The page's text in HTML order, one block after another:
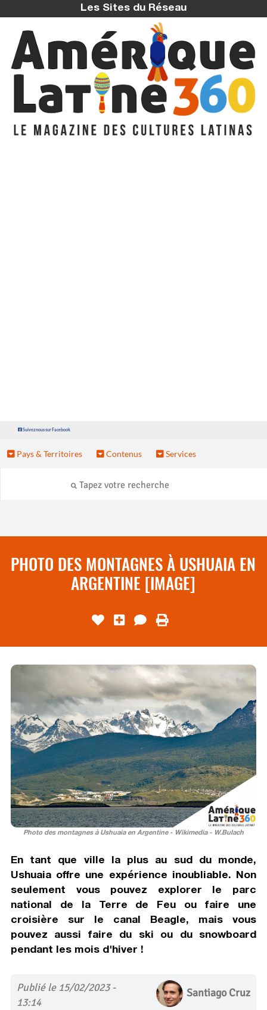
Les Sites du Réseau
Suivez nous sur Facebook
Pays & Territoires Contenus Services
PHOTO DES MONTAGNES À USHUAIA EN
ARGENTINE [IMAGE]
Photo des montagnes à Ushuaia en Argentine - Wikimedia - W.Bulach
En tant que ville la plus au sud du monde,
Ushuaia offre une expérience inoubliable. Non
seulement vous pouvez explorer le parc
national de la Terre de Feu ou faire une
croisière sur le canal Beagle, mais vous
pouvez aussi faire du ski ou du snowboard
pendant les mois d'hiver !
Publié le 15/02/2023 -
13:14
Santiago Cruz